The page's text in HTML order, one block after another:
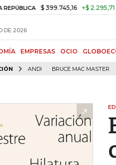
$ 399.745,16 +$ 2.295,71 +0,58%
DE 2026
EMPRESAS OCIO
ANDI BRUCE MAC MASTER